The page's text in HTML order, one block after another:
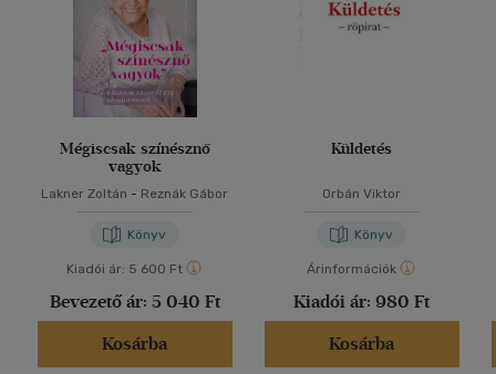
Mégiscsak színésznő
vagyok
Lakner Zoltán - Reznák Gábor
Könyv
Kiadói ár: 5 600 Ft
Bevezető ár: 5 040 Ft
Kosárba
Küldetés
Orbán Viktor
Könyv
Árinformációk
Kiadói ár: 980 Ft
Kosárba